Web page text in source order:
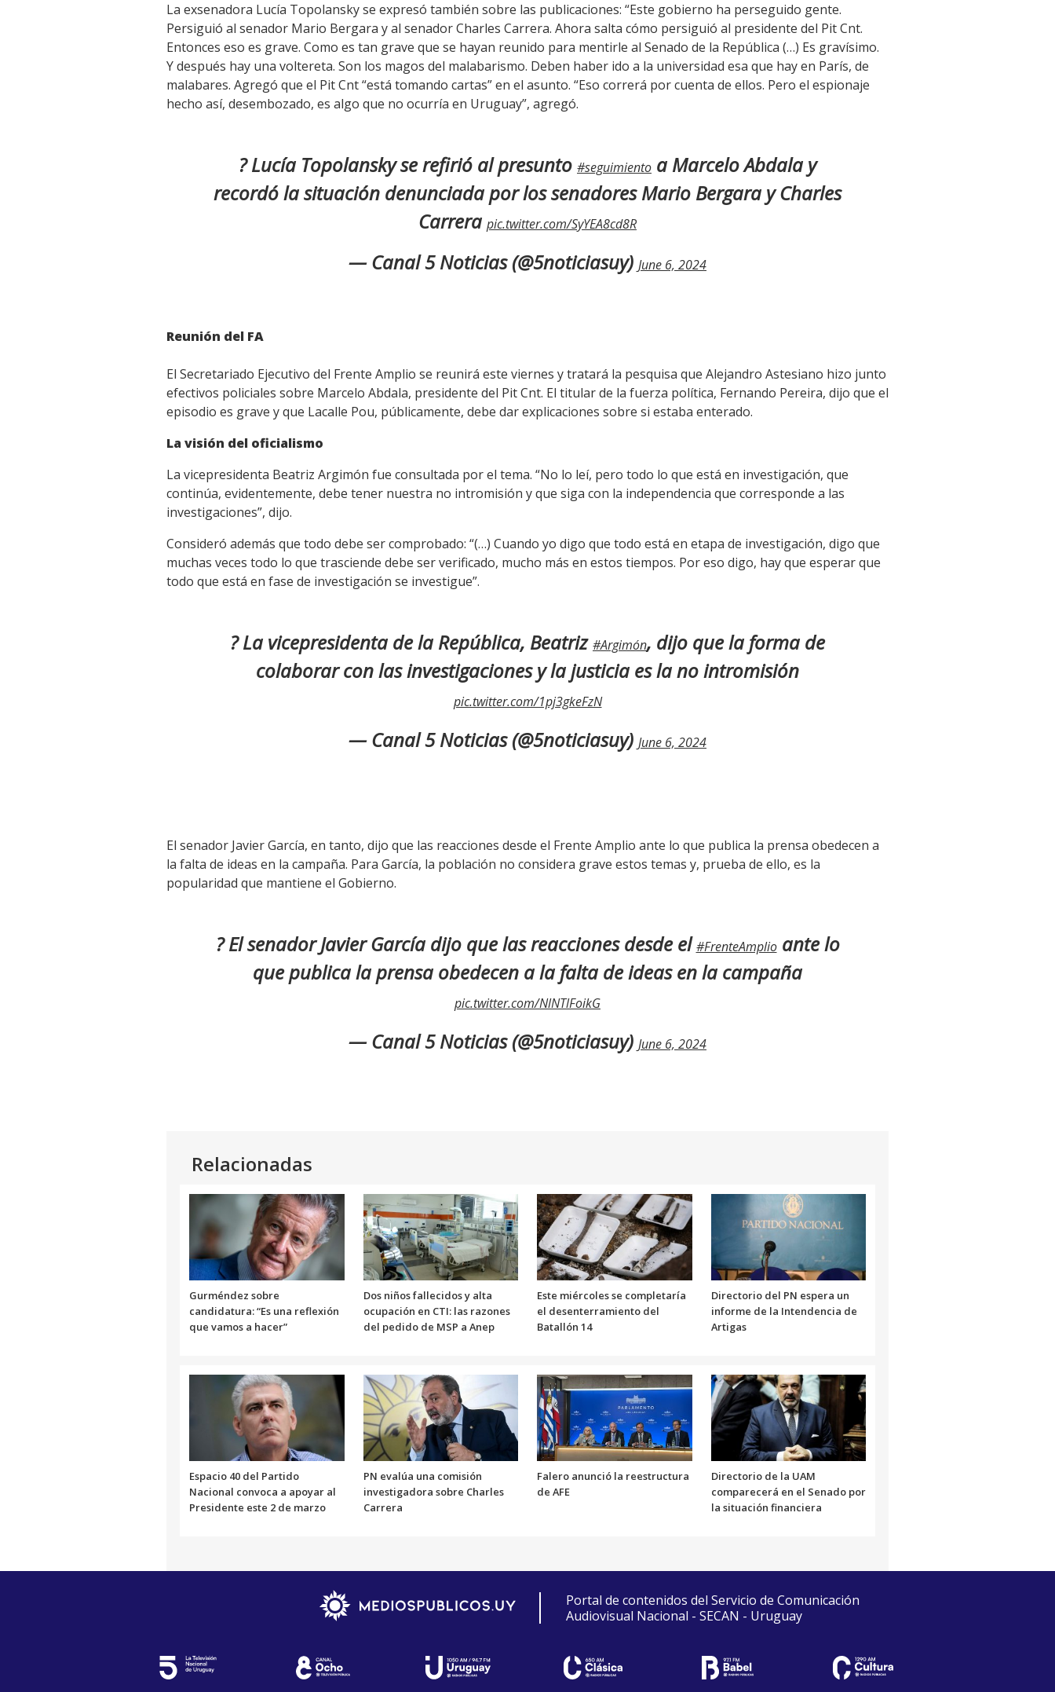
La exsenadora Lucía Topolansky se expresó también sobre las publicaciones: “Este gobierno ha perseguido gente.
Persiguió al senador Mario Bergara y al senador Charles Carrera. Ahora salta cómo persiguió al presidente del Pit Cnt.
Entonces eso es grave. Como es tan grave que se hayan reunido para mentirle al Senado de la República (…) Es gravísimo.
Y después hay una voltereta. Son los magos del malabarismo. Deben haber ido a la universidad esa que hay en París, de
malabares. Agregó que el Pit Cnt “está tomando cartas” en el asunto. “Eso correrá por cuenta de ellos. Pero el espionaje
hecho así, desembozado, es algo que no ocurría en Uruguay”, agregó.
? Lucía Topolansky se refirió al presunto #seguimiento a Marcelo Abdala y
recordó la situación denunciada por los senadores Mario Bergara y Charles
Carrera pic.twitter.com/SyYEA8cd8R
— Canal 5 Noticias (@5noticiasuy) June 6, 2024
Reunión del FA
El Secretariado Ejecutivo del Frente Amplio se reunirá este viernes y tratará la pesquisa que Alejandro Astesiano hizo junto
efectivos policiales sobre Marcelo Abdala, presidente del Pit Cnt. El titular de la fuerza política, Fernando Pereira, dijo que el
episodio es grave y que Lacalle Pou, públicamente, debe dar explicaciones sobre si estaba enterado.
La visión del oficialismo
La vicepresidenta Beatriz Argimón fue consultada por el tema. “No lo leí, pero todo lo que está en investigación, que
continúa, evidentemente, debe tener nuestra no intromisión y que siga con la independencia que corresponde a las
investigaciones”, dijo.
Consideró además que todo debe ser comprobado: “(…) Cuando yo digo que todo está en etapa de investigación, digo que
muchas veces todo lo que trasciende debe ser verificado, mucho más en estos tiempos. Por eso digo, hay que esperar que
todo que está en fase de investigación se investigue”.
?️ La vicepresidenta de la República, Beatriz #Argimón, dijo que la forma de
colaborar con las investigaciones y la justicia es la no intromisión
pic.twitter.com/1pj3gkeFzN
— Canal 5 Noticias (@5noticiasuy) June 6, 2024
El senador Javier García, en tanto, dijo que las reacciones desde el Frente Amplio ante lo que publica la prensa obedecen a
la falta de ideas en la campaña. Para García, la población no considera grave estos temas y, prueba de ello, es la
popularidad que mantiene el Gobierno.
? El senador Javier García dijo que las reacciones desde el#FrenteAmplioante lo
que publica la prensa obedecen a la falta de ideas en la campaña
pic.twitter.com/NlNTlFoikG
— Canal 5 Noticias (@5noticiasuy) June 6, 2024
Relacionadas
Gurméndez sobre
candidatura: “Es una reflexión
que vamos a hacer”
Dos niños fallecidos y alta
ocupación en CTI: las razones
del pedido de MSP a Anep
Este miércoles se completaría
el desenterramiento del
Batallón 14
Directorio del PN espera un
informe de la Intendencia de
Artigas
Espacio 40 del Partido
Nacional convoca a apoyar al
Presidente este 2 de marzo
PN evalúa una comisión
investigadora sobre Charles
Carrera
Falero anunció la reestructura
de AFE
Directorio de la UAM
comparecerá en el Senado por
la situación financiera
Portal de contenidos del Servicio de Comunicación
Audiovisual Nacional - SECAN - Uruguay